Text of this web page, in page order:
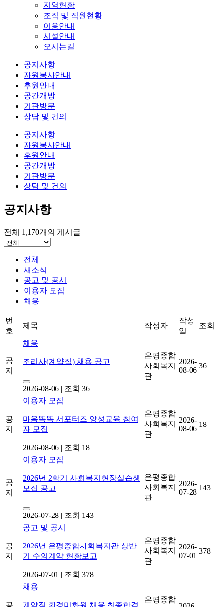
지역현황
조직 및 직원현황
이용안내
시설안내
오시는길
공지사항
자원봉사안내
후원안내
공간개방
기관방문
상담 및 건의
공지사항
자원봉사안내
후원안내
공간개방
기관방문
상담 및 건의
공지사항
전체 1,170개의 게시글
전체
새소식
공고 및 공시
이용자 모집
채용
번
호
제목 작성자
작성
일
조회
공
지
채용
조리사(계약직) 채용 공고
2026-08-06 | 조회 36
은평종합
사회복지
관
2026-
08-06
36
공
지
이용자 모집
마음똑똑 서포터즈 양성교육 참여
자 모집
2026-08-06 | 조회 18
은평종합
사회복지
관
2026-
08-06
18
공
지
이용자 모집
2026년 2학기 사회복지현장실습생
모집 공고
2026-07-28 | 조회 143
은평종합
사회복지
관
2026-
07-28
143
공
지
공고 및 공시
2026년 은평종합사회복지관 상반
기 수의계약 현황보고
2026-07-01 | 조회 378
은평종합
사회복지
관
2026-
07-01
378
공
채용
계약직 환경미화원 채용 최종합격
은평종합